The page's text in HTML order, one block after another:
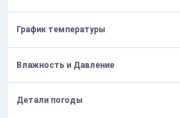
График температуры
Влажность и Давление
Детали погоды